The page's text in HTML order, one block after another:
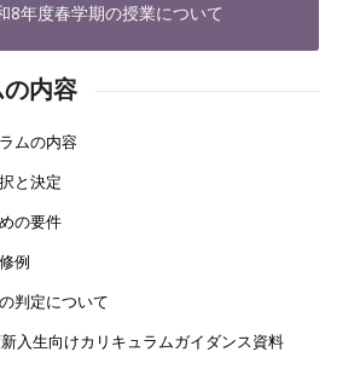
8年度春学期の授業について
内容
ムの内容
と決定
の要件
例
判定について
入生向けカリキュラムガイダンス資料